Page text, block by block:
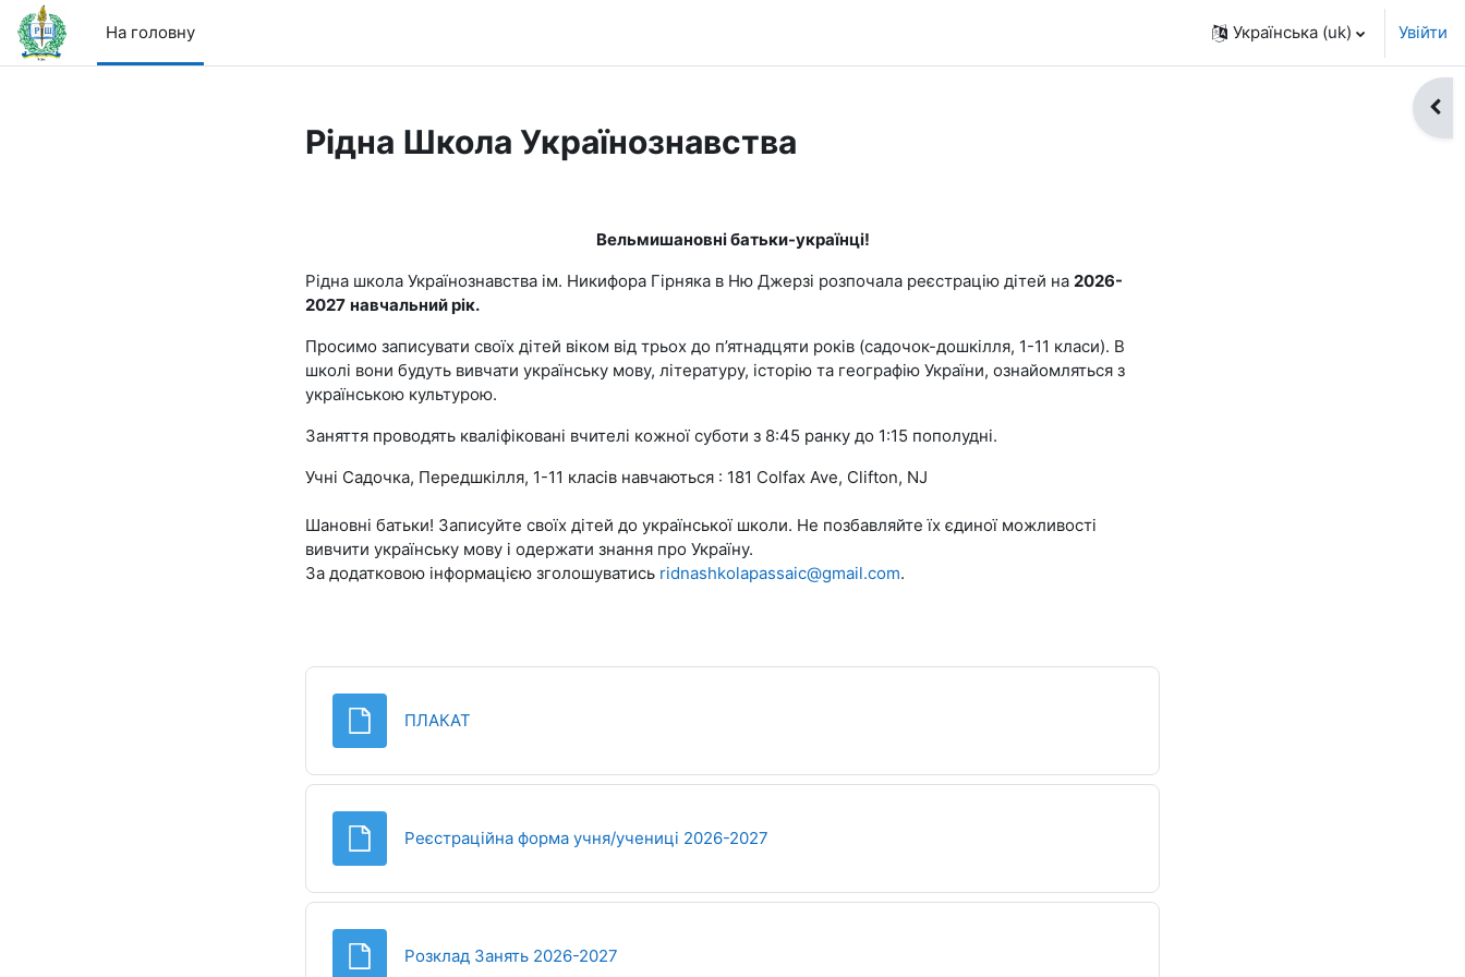
Перейти до головного вмісту
На головну
Українська ‎(uk)‎ Увійти
Рідна Школа Українознавства
Вельмишановні батьки-українці!
Рідна школа Українознавства ім. Никифора Гірняка в Ню Джерзі розпочала реєстрацію дітей на 2026-
2027 навчальний рік.
Просимо записувати своїх дітей віком від трьох до п’ятнадцяти років (садочок-дошкілля, 1-11 класи). В
школі вони будуть вивчати українську мову, літературу, історію та географію України, ознайомляться з
українською культурою.
Заняття проводять кваліфіковані вчителі кожної суботи з 8:45 ранку до 1:15 пополудні.
Учні Садочка, Передшкілля, 1-11 класів навчаються : 181 Colfax Ave, Clifton, NJ
Шановні батьки! Записуйте своїх дітей до української школи. Не позбавляйте їх єдиної можливості
вивчити українську мову і одержати знання про Україну.
За додатковою інформацією зголошуватись ridnashkolapassaic@gmail.com.
ПЛАКАТ
Реєстраційна форма учня/учениці 2026-2027
Розклад Занять 2026-2027